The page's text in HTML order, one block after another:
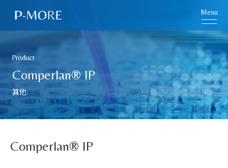
Menu
Product
Comperlan® IP
其他
Comperlan® IP